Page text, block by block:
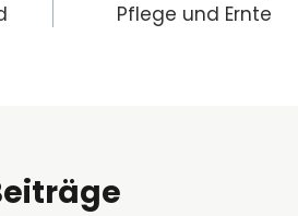
Pflege und Ernte